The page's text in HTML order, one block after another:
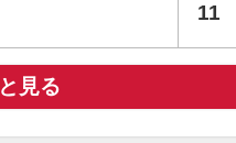
11
見る